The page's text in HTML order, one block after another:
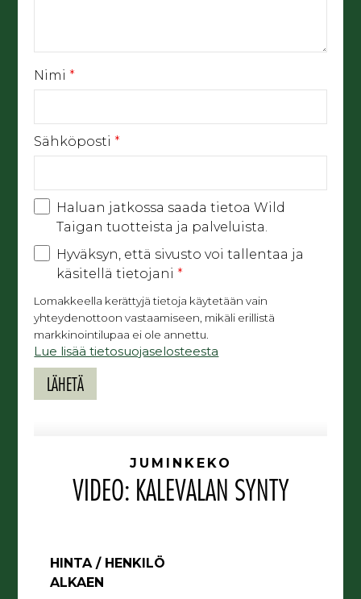
Nimi *
Sähköposti *
Haluan jatkossa saada tietoa Wild
Taigan tuotteista ja palveluista.
Hyväksyn, että sivusto voi tallentaa ja
käsitellä tietojani *
Lomakkeella kerättyjä tietoja käytetään vain
yhteydenottoon vastaamiseen, mikäli erillistä
markkinointilupaa ei ole annettu.
Lue lisää tietosuojaselosteesta
JUMINKEKO
VIDEO: KALEVALAN SYNTY
HINTA / HENKILÖ
ALKAEN